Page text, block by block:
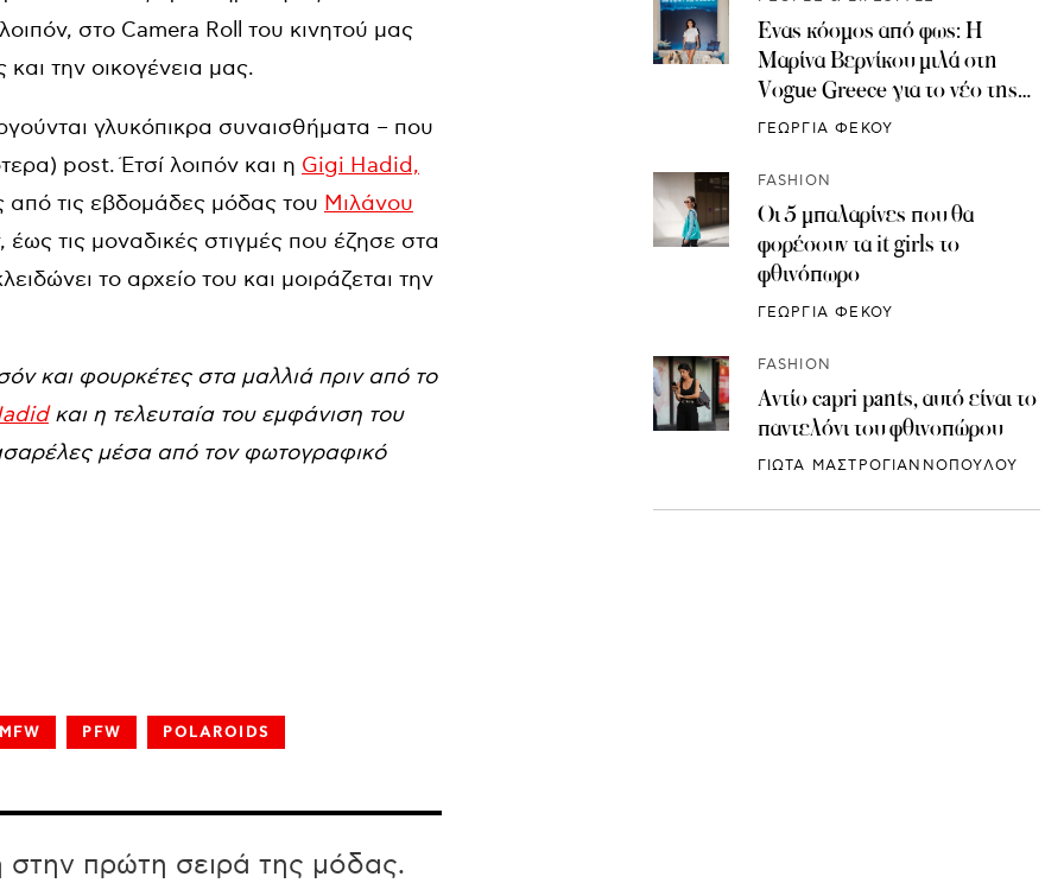
στο Camera Roll του κινητού μας
την οικογένεια μας.
γλυκόπικρα συναισθήματα – που
post. Έτσί λοιπόν και η Gigi Hadid,
τις εβδομάδες μόδας του Μιλάνου
τις μοναδικές στιγμές που έζησε στα
το αρχείο του και μοιράζεται την
και φουρκέτες στα μαλλιά πριν από το
και η τελευταία του εμφάνιση του
μέσα από τον φωτογραφικό
MFW PFW POLAROIDS
στην πρώτη σειρά της μόδας.
Ένας κόσμος από φως: Η
Μαρίνα Βερνίκου μιλά στη
Vogue Greece για το νέο της
δημιουργικό κεφάλαιο
ΓΕΩΡΓΙΑ ΦΕΚΟΥ
FASHION
Οι 5 μπαλαρίνες που θα
φορέσουν τα it girls το
φθινόπωρο
ΓΕΩΡΓΙΑ ΦΕΚΟΥ
FASHION
Αντίο capri pants, αυτό είναι το
παντελόνι του φθινοπώρου
ΓΙΩΤΑ ΜΑΣΤΡΟΓΙΑΝΝΟΠΟΥΛΟΥ